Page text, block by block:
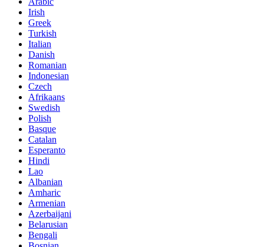
Irish
Greek
Turkish
Italian
Danish
Romanian
Indonesian
Czech
Afrikaans
Swedish
Polish
Basque
Catalan
Esperanto
Hindi
Lao
Albanian
Amharic
Armenian
Azerbaijani
Belarusian
Bengali